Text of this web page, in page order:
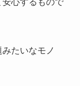
たいなモノ